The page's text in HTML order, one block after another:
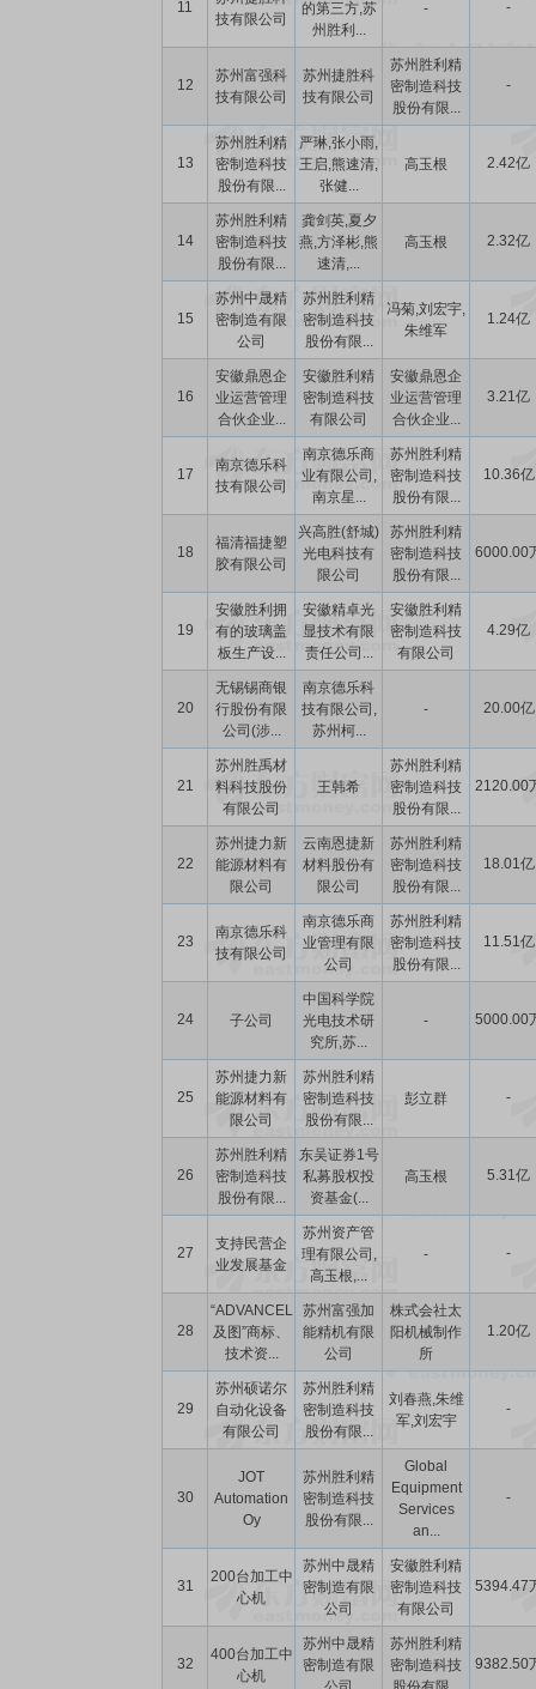
11
技有限公司
的第三方,苏
州胜利...
- -
12
苏州富强科
技有限公司
苏州捷胜科
技有限公司
苏州胜利精
密制造科技
股份有限...
-
13
苏州胜利精
密制造科技
股份有限...
严琳,张小雨,
王启,熊速清,
张健...
高玉根 2.42亿
14
苏州胜利精
密制造科技
股份有限...
龚剑英,夏夕
燕,方泽彬,熊
速清,...
高玉根 2.32亿
15
苏州中晟精
密制造有限
公司
苏州胜利精
密制造科技
股份有限...
冯菊,刘宏宇,
朱维军
1.24亿
16
安徽鼎恩企
业运营管理
合伙企业...
安徽胜利精
密制造科技
有限公司
安徽鼎恩企
业运营管理
合伙企业...
3.21亿
17
南京德乐科
技有限公司
南京德乐商
业有限公司,
南京星...
苏州胜利精
密制造科技
股份有限...
10.36亿
18
福清福捷塑
胶有限公司
兴高胜(舒城)
光电科技有
限公司
苏州胜利精
密制造科技
股份有限...
6000.00
19
安徽胜利拥
有的玻璃盖
板生产设...
安徽精卓光
显技术有限
责任公司...
安徽胜利精
密制造科技
有限公司
4.29亿
20
无锡锡商银
行股份有限
公司(涉...
南京德乐科
技有限公司,
苏州柯...
- 20.00亿
21
苏州胜禹材
料科技股份
有限公司
王韩希
苏州胜利精
密制造科技
股份有限...
2120.00
22
苏州捷力新
能源材料有
限公司
云南恩捷新
材料股份有
限公司
苏州胜利精
密制造科技
股份有限...
18.01亿
23
南京德乐科
技有限公司
南京德乐商
业管理有限
公司
苏州胜利精
密制造科技
股份有限...
11.51亿
24 子公司
中国科学院
光电技术研
究所,苏...
- 5000.00
25
苏州捷力新
能源材料有
限公司
苏州胜利精
密制造科技
股份有限...
彭立群 -
26
苏州胜利精
密制造科技
股份有限...
东吴证券1号
私募股权投
资基金(...
高玉根 5.31亿
27
支持民营企
业发展基金
苏州资产管
理有限公司,
高玉根,...
- -
28
“ADVANCEL
及图”商标、
技术资...
苏州富强加
能精机有限
公司
株式会社太
阳机械制作
所
1.20亿
29
苏州硕诺尔
自动化设备
有限公司
苏州胜利精
密制造科技
股份有限...
刘春燕,朱维
军,刘宏宇
-
30
JOT
Automation
Oy
苏州胜利精
密制造科技
股份有限...
Global
Equipment
Services
an...
-
31
200台加工中
心机
苏州中晟精
密制造有限
公司
安徽胜利精
密制造科技
有限公司
5394.47
32
400台加工中
心机
苏州中晟精
密制造有限
苏州胜利精
密制造科技
9382.50